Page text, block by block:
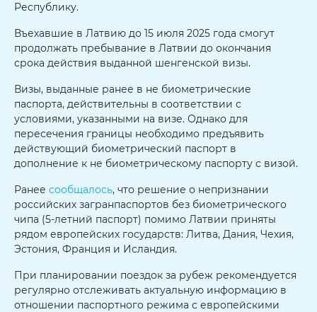
Республику.
Въехавшие в Латвию до 15 июля 2025 года смогут
продолжать пребывание в Латвии до окончания
срока действия выданной шенгенской визы.
Визы, выданные ранее в не биометрические
паспорта, действительны в соответствии с
условиями, указанными на визе. Однако для
пересечения границы необходимо предъявить
действующий биометрический паспорт в
дополнение к не биометрическому паспорту с визой.
Ранее сообщалось, что решение о непризнании
российских загранпаспортов без биометрического
чипа (5-летний паспорт) помимо Латвии приняты
рядом европейских государств: Литва, Дания, Чехия,
Эстония, Франция и Исландия.
При планировании поездок за рубеж рекомендуется
регулярно отслеживать актуальную информацию в
отношении паспортного режима с европейскими